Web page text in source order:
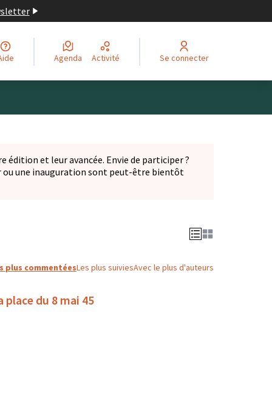
Aide Agenda Activité Se connecter
édition et leur avancée. Envie de participer ?
ou une inauguration sont peut-être bientôt
plus commentéesLes plus suiviesAvec le plus d'auteurs
place du 8 mai 45